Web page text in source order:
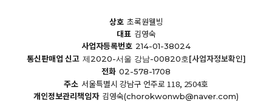
상호 초록원웰빙
대표 김영숙
사업자등록번호 214-01-38024
통신판매업 신고 제2020-서울 강남-00820호[사업자정보확인]
전화 02-578-1708
주소 서울특별시 강남구 언주로 118, 2504호
개인정보관리책임자 김영숙(chorokwonwb@naver.com)